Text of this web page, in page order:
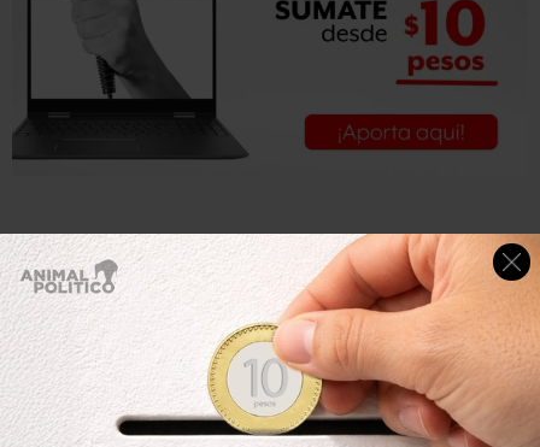
Recordó que el martes circuló en redes una convocatoria
a paro total en la UNAM, sin preguntarle a la comunidad
que conforma a la máxima casa de estudios, por lo que
consideró que era un acto de autoritarismo.
“Por qué una minoría se va a imponer, eso también es
autoritarismo, que no nos vengan con el cuento que son
radicales, de izquierda”, señaló.